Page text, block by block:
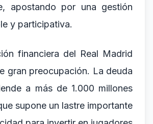
apostando por una gestión
y participativa.
financiera del Real Madrid
gran preocupación. La deuda
a más de 1.000 millones
supone un lastre importante